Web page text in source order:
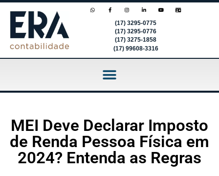
(17) 3295-0775
(17) 3295-0776
(17) 3275-1858
(17) 99608-3316
MEI Deve Declarar Imposto
de Renda Pessoa Física em
2024? Entenda as Regras